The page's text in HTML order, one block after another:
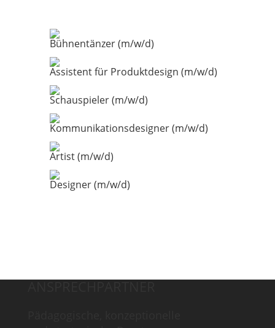
Bühnentänzer (m/w/d)
Assistent für Produktdesign (m/w/d)
Schauspieler (m/w/d)
Kommunikationsdesigner (m/w/d)
Artist (m/w/d)
Designer (m/w/d)